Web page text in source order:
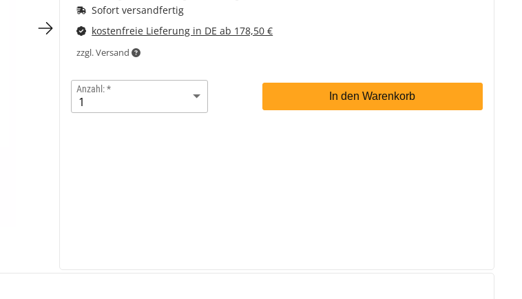
Sofort versandfertig
kostenfreie Lieferung in DE ab 178,50 €
zzgl. Versand
Anzahl:
In den Warenkorb